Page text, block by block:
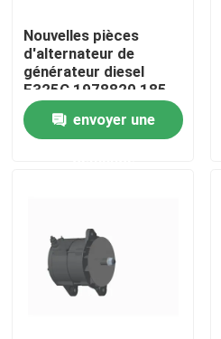
Maison
Produits
Visite d'usine
Nouvelles pièces
d'alternateur de
générateur diesel
E325C 1978820 185-
5294
envoyer une